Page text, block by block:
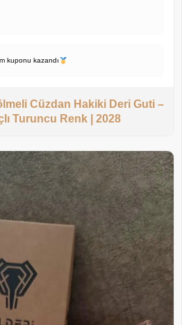
kuponu kazandı
Cüzdan Hakiki Deri Guti –
Turuncu Renk | 2028